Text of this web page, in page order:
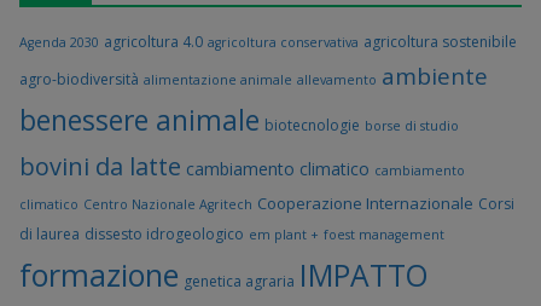
Agenda 2030 agricoltura 4.0 agricoltura conservativa agricoltura sostenibile
agro-biodiversità alimentazione animale allevamento ambiente
benessere animale biotecnologie borse di studio
bovini da latte cambiamento climatico cambiamento
climatico Centro Nazionale Agritech Cooperazione Internazionale Corsi
di laurea dissesto idrogeologico em plant + foest management
formazione genetica agraria IMPATTO